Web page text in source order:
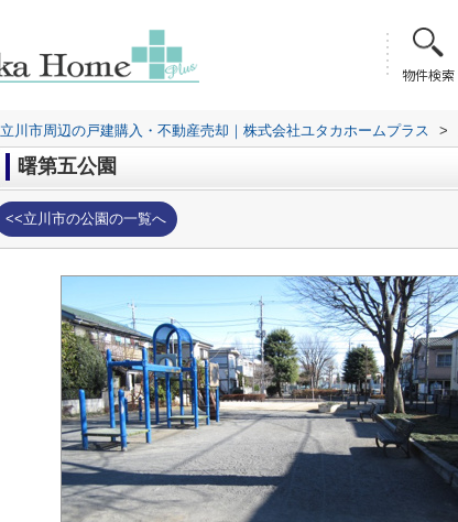
物件検索
立川市周辺の戸建購入・不動産売却｜株式会社ユタカホームプラス >
曙第五公園
<<立川市の公園の一覧へ